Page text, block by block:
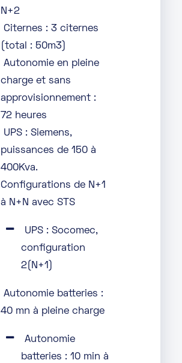
N+2
Citernes : 3 citernes
(total : 50m3)
Autonomie en pleine
charge et sans
approvisionnement :
72 heures
UPS : Siemens,
puissances de 150 à
400Kva.
Configurations de N+1
à N+N avec STS
UPS : Socomec,
configuration
2(N+1)
Autonomie batteries :
40 mn à pleine charge
Autonomie
batteries : 10 min à